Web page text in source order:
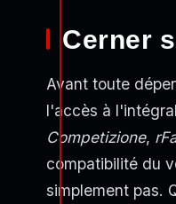
Cerner
Avant toute
l'accès à
Competizione,
compatibilité du
simplement pas.